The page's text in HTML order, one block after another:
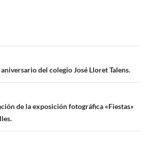
del colegio José Lloret Talens.
de la exposición fotográfica «Fiestas»